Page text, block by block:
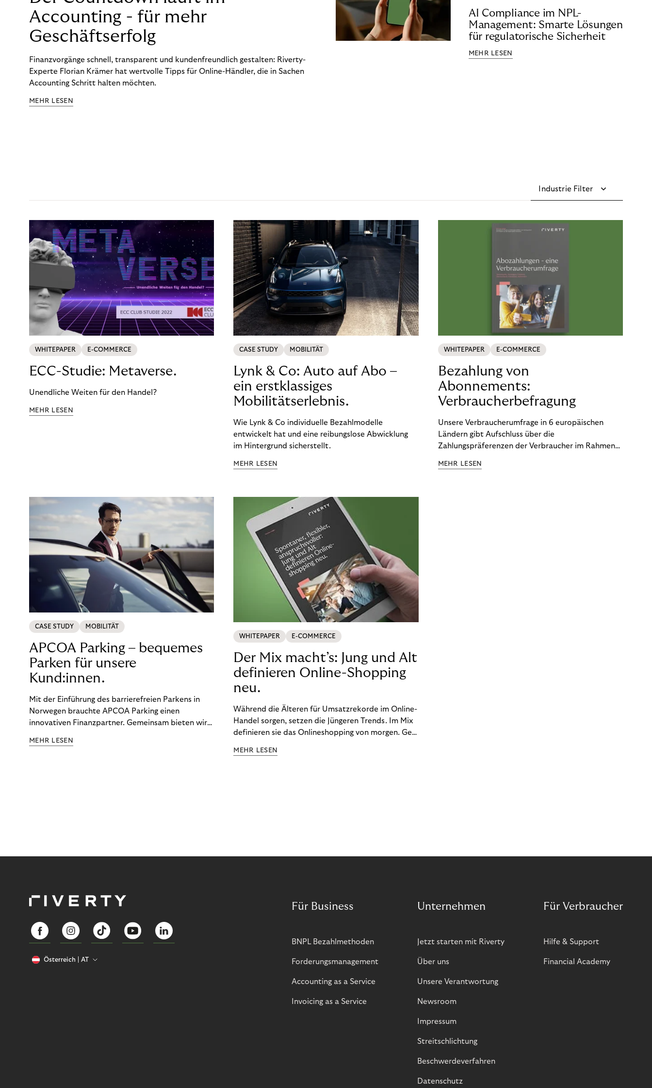
Accounting - für mehr
Geschäftserfolg
Finanzvorgänge schnell, transparent und kundenfreundlich gestalten: Riverty-
Experte Florian Krämer hat wertvolle Tipps für Online-Händler, die in Sachen
Accounting Schritt halten möchten.
MEHR LESEN
AI Compliance im NPL-
Management: Smarte Lösungen
für regulatorische Sicherheit
MEHR LESEN
Industrie Filter
WHITEPAPER E-COMMERCE
ECC-Studie: Metaverse.
Unendliche Weiten für den Handel?
MEHR LESEN
CASE STUDY MOBILITÄT
Lynk & Co: Auto auf Abo –
ein erstklassiges
Mobilitätserlebnis.
Wie Lynk & Co individuelle Bezahlmodelle
entwickelt hat und eine reibungslose Abwicklung
im Hintergrund sicherstellt.
MEHR LESEN
WHITEPAPER E-COMMERCE
Bezahlung von
Abonnements:
Verbraucherbefragung
Unsere Verbraucherumfrage in 6 europäischen
Ländern gibt Aufschluss über die
Zahlungspräferenzen der Verbraucher im Rahmen
Ergebnisse, um zu erfahren, wie Sie
MEHR LESEN
CASE STUDY MOBILITÄT
APCOA Parking – bequemes
Parken für unsere
Kund:innen.
Mit der Einführung des barrierefreien Parkens in
Norwegen brauchte APCOA Parking einen
innovativen Finanzpartner. Gemeinsam bieten wir
Erlebnis.
MEHR LESEN
WHITEPAPER E-COMMERCE
Der Mix macht’s: Jung und Alt
definieren Online-Shopping
neu.
Während die Älteren für Umsatzrekorde im Online-
Handel sorgen, setzen die Jüngeren Trends. Im Mix
definieren sie das Onlineshopping von morgen. Gen
gemeinsame Leidenschaft - allerdings
MEHR LESEN
Österreich AT
Für Business
BNPL Bezahlmethoden
Forderungsmanagement
Accounting as a Service
Invoicing as a Service
Unternehmen
Jetzt starten mit Riverty
Über uns
Unsere Verantwortung
Newsroom
Impressum
Streitschlichtung
Beschwerdeverfahren
Datenschutz
Für Verbraucher
Hilfe & Support
Financial Academy